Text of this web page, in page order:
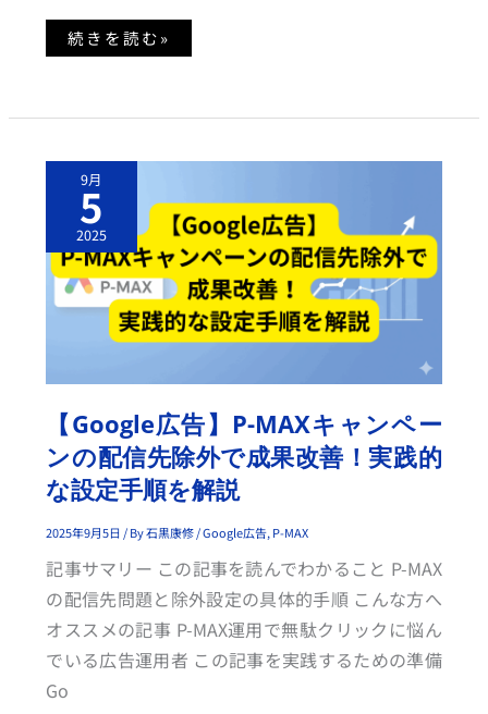
0
月
3
1
限
に
決
め
る
こ
と
続きを読む»
9月
5
2025
【Google広告】P-MAXキャンペー
ンの配信先除外で成果改善！実践的
な設定手順を解説
2025年9月5日/ By石黒康修/Google広告,P-MAX
記事サマリー この記事を読んでわかること P-MAX
の配信先問題と除外設定の具体的手順 こんな方へ
オススメの記事 P-MAX運用で無駄クリックに悩ん
でいる広告運用者 この記事を実践するための準備
Go
【G
E
広
告】
P
-
ャ
ペ
ー
ン
の
配
信
先
外
成
果
改
善！
実
践
的
な
設
定